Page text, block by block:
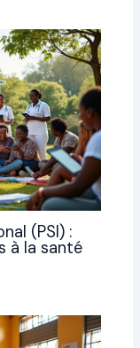
(PSI) :
à la santé